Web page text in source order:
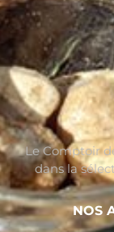
Le Comptoir
dans la
NOS